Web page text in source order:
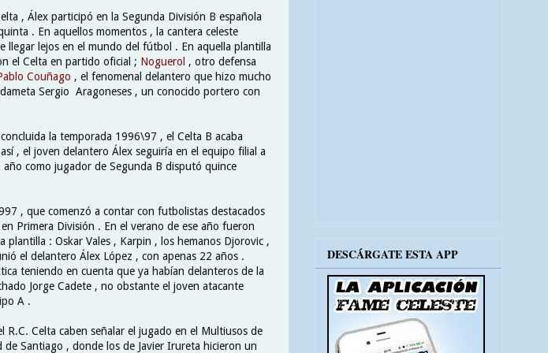
, Álex participó en la Segunda División B española
. En aquellos momentos , la cantera celeste
lejos en el mundo del fútbol . En aquella plantilla
el Celta en partido oficial ; Noguerol , otro defensa
Couñago , el fenomenal delantero que hizo mucho
Sergio Aragoneses , un conocido portero con
la temporada 1996\97 , el Celta B acaba
, el joven delantero Álex seguiría en el equipo filial a
como jugador de Segunda B disputó quince
, que comenzó a contar con futbolistas destacados
Primera División . En el verano de ese año fueron
: Oskar Vales , Karpin , los hemanos Djorovic ,
el delantero Álex López , con apenas 22 años .
teniendo en cuenta que ya habían delanteros de la
Jorge Cadete , no obstante el joven atacante
A .
Celta caben señalar el jugado en el Multiusos de
Santiago , donde los de Javier Irureta hicieron un
DESCÁRGATE ESTA APP